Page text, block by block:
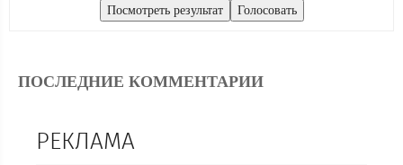
ПОСЛЕДНИЕ КОММЕНТАРИИ
РЕКЛАМА